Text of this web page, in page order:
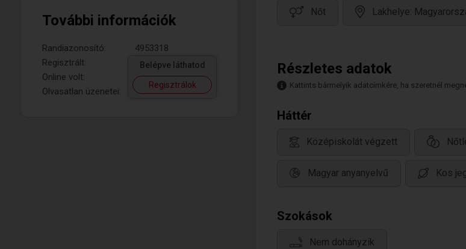
További információk
Randiazonosító:
4953318
Regisztrált:
Online volt:
Olvasatlan üzenetei:
Belépve láthatod
Regisztrálok
Nőt Lakhelye:
Részletes adatok
Kattints bármelyik adatcímkére, ha szeretnél
Háttér
Középiskolát végzett
Magyar anyanyelvű Kos
Szokások
Nem dohányzik